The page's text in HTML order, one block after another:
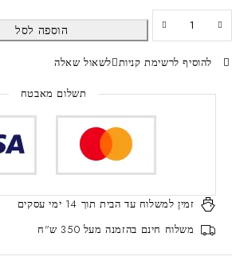
הוספה לסל
להוסיף לרשימת קניות לשאול שאלה
תשלום מאבטח
זמין למשלוח עד הביתתוך 14 ימי עסקים
משלוח חינם בהזמנה מעל 350 ש"ח